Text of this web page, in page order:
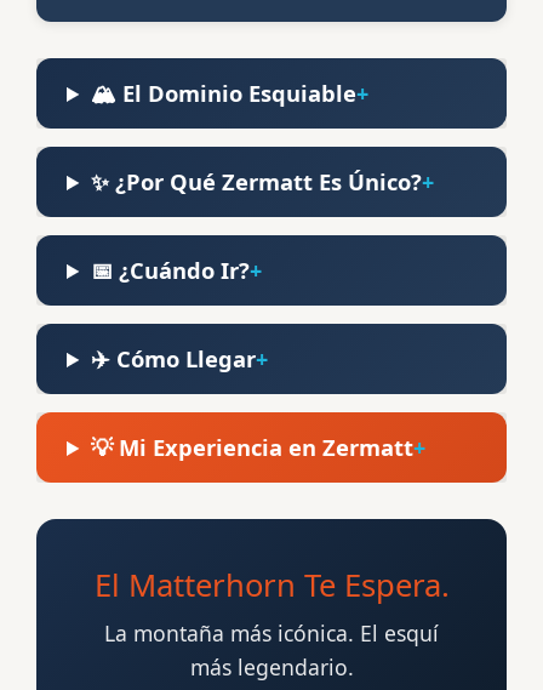
🏔️ El Dominio Esquiable
✨ ¿Por Qué Zermatt Es Único?
📅 ¿Cuándo Ir?
✈️ Cómo Llegar
💡 Mi Experiencia en Zermatt
El Matterhorn Te Espera.
La montaña más icónica. El esquí
más legendario.